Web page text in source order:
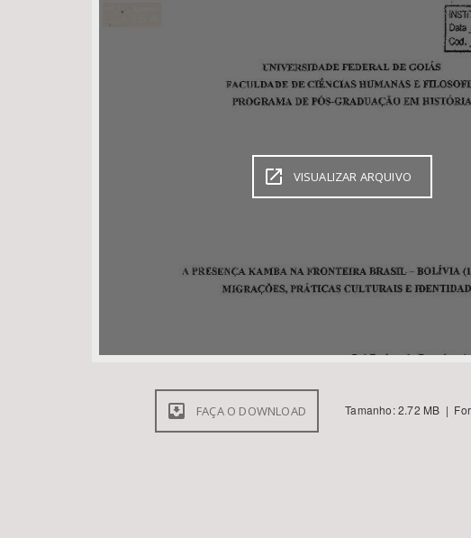
VISUALIZAR ARQUIVO
FAÇA O DOWNLOAD Tamanho: 2.72 MB |